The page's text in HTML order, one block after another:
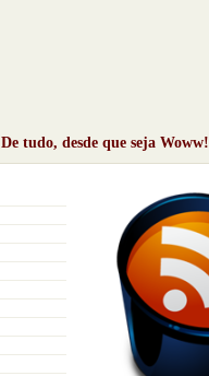
De tudo, desde que seja Woww!